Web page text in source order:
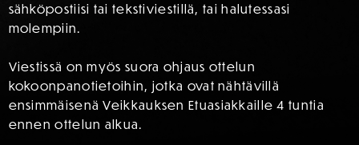
sähköpostiisi tai tekstiviestillä, tai halutessasi
molempiin.
Viestissä on myös suora ohjaus ottelun
kokoonpanotietoihin, jotka ovat nähtävillä
ensimmäisenä Veikkauksen Etuasiakkaille 4 tuntia
ennen ottelun alkua.